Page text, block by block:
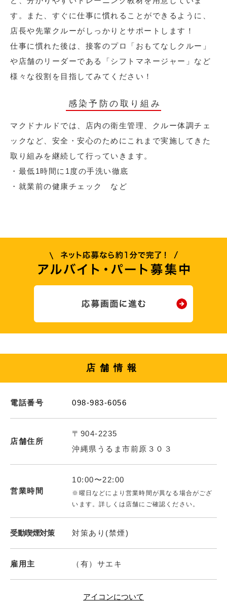
す。また、すぐに仕事に慣れることができるように、
店長や先輩クルーがしっかりとサポートします！
仕事に慣れた後は、接客のプロ「おもてなしクルー」
や店舗のリーダーである「シフトマネージャー」など
様々な役割を目指してみてください！
感染予防の取り組み
マクドナルドでは、店内の衛生管理、クルー体調チェ
ックなど、安全・安心のためにこれまで実施してきた
取り組みを継続して行っていきます。
・最低1時間に1度の手洗い徹底
・就業前の健康チェック など
店舗情報
電話番号 098-983-6056
店舗住所
〒904-2235
沖縄県うるま市前原３０３
営業時間
10:00〜22:00
※曜日などにより営業時間が異なる場合がござ
います。詳しくは店舗にご確認ください。
受動喫煙対策 対策あり(禁煙)
雇用主 （有）サエキ
アイコンについて